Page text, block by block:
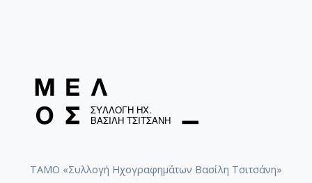
ΤΑΜΟ «Συλλογή Ηχογραφημάτων Βασίλη Τσιτσάνη»